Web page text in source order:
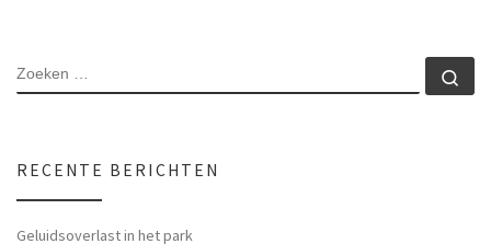
RECENTE BERICHTEN
Geluidsoverlast in het park